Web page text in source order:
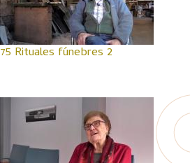
75 Rituales fúnebres 2